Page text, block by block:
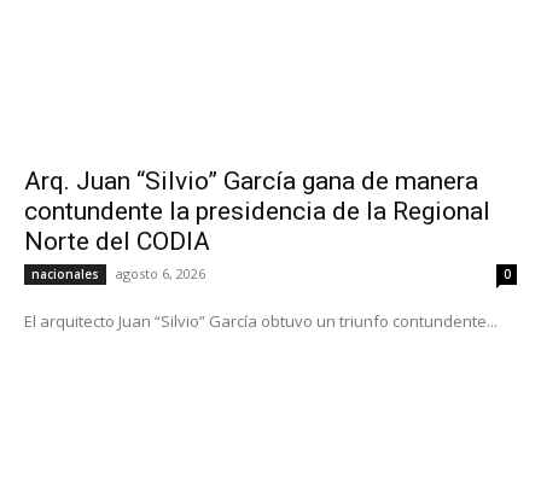
Arq. Juan “Silvio” García gana de manera
contundente la presidencia de la Regional
Norte del CODIA
nacionales agosto 6, 2026 0
El arquitecto Juan “Silvio” García obtuvo un triunfo contundente...